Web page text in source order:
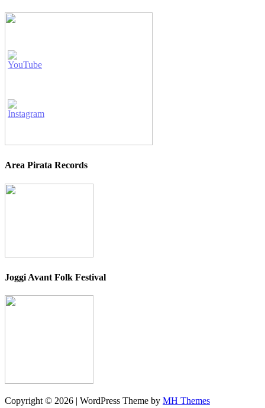
Area Pirata Records
Joggi Avant Folk Festival
Copyright © 2026 | WordPress Theme by MH Themes